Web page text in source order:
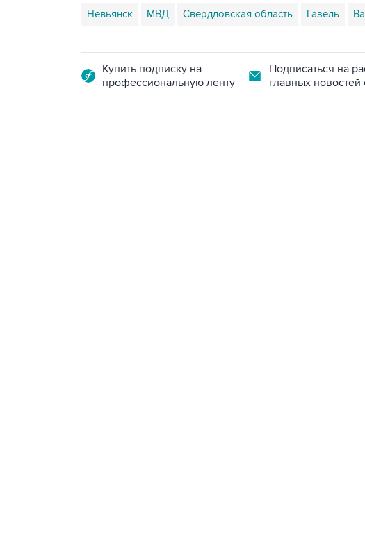
Невьянск МВД Свердловская область Газель
Купить подписку на
профессиональную ленту
Подписаться на
главных новостей